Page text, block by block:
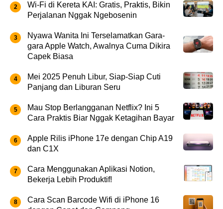
Wi-Fi di Kereta KAI: Gratis, Praktis, Bikin
Perjalanan Nggak Ngebosenin
Nyawa Wanita Ini Terselamatkan Gara-
gara Apple Watch, Awalnya Cuma Dikira
Capek Biasa
Mei 2025 Penuh Libur, Siap-Siap Cuti
Panjang dan Liburan Seru
Mau Stop Berlangganan Netflix? Ini 5
Cara Praktis Biar Nggak Ketagihan Bayar
Apple Rilis iPhone 17e dengan Chip A19
dan C1X
Cara Menggunakan Aplikasi Notion,
Bekerja Lebih Produktif!
Cara Scan Barcode Wifi di iPhone 16